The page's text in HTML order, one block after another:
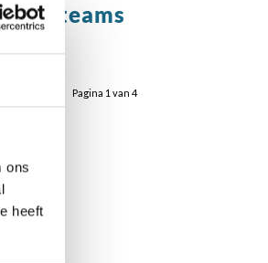
ons
heeft
Pagina 1 van 4